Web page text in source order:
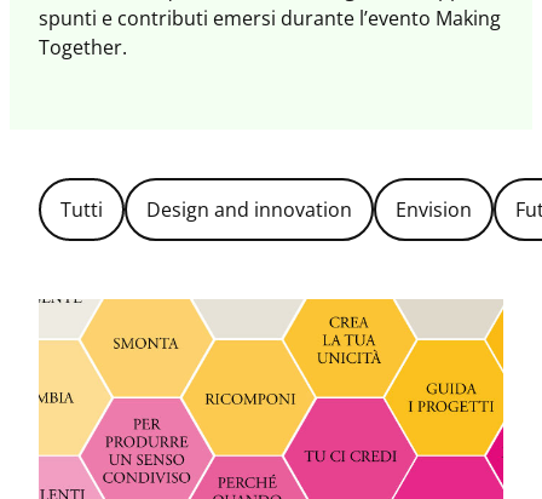
spunti e contributi emersi durante l’evento Making
Together.
Filtra
per
Tutti Design and innovation Envision